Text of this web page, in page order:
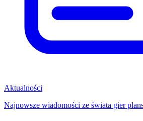
Aktualności
Najnowsze wiadomości ze świata gier